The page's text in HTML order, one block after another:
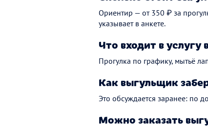
Ориентир — от 350 ₽ за
указывает в анкете.
Что входит в услугу
Прогулка по графику, мытьё
Как выгульщик
Это обсуждается заранее: по
Можно заказать